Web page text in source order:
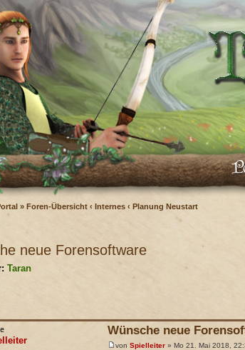
» Foren-Übersicht ‹ Internes ‹ Planung Neustart
neue Forensoftware
Taran
Wünsche neue
von Spielleiter» Mo 21. Mai 2018,